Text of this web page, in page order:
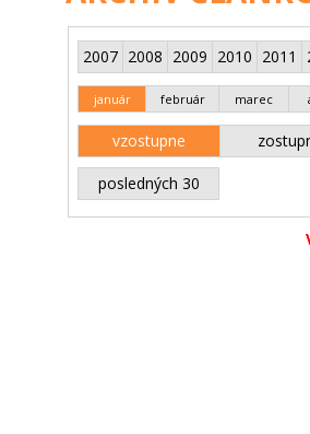
2007 2008 2009 2010 2011
január február marec
vzostupne
posledných 30